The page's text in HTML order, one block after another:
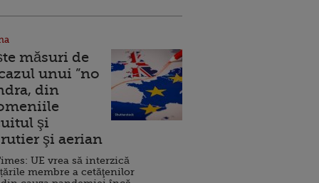
măsuri de
unui ”no
din
şi
şi aerian
UE vrea să interzică
membre a cetăţenilor